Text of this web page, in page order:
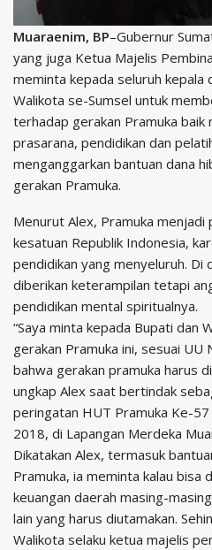
Muaraenim, BP–Gubernur
yang juga Ketua Majelis
meminta kepada seluruh kepala
Walikota se-Sumsel untuk
terhadap gerakan Pramuka baik
prasarana, pendidikan dan
menganggarkan bantuan dana
gerakan Pramuka.
Menurut Alex, Pramuka
kesatuan Republik Indonesia,
pendidikan yang menyeluruh. Di
diberikan keterampilan tetapi
pendidikan mental spiritualnya.
“Saya minta kepada Bupati dan
gerakan Pramuka ini, sesuai
bahwa gerakan pramuka harus
ungkap Alex saat bertindak
peringatan HUT Pramuka Ke-
2018, di Lapangan Merdeka
Dikatakan Alex, termasuk
Pramuka, ia meminta kalau bisa
keuangan daerah masing-
lain yang harus diutamakan.
Walikota selaku ketua majelis